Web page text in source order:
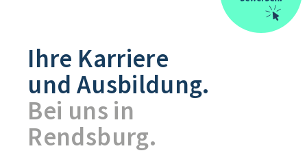
Ihre Karriere
und Ausbildung.
Bei uns in
Rendsburg.